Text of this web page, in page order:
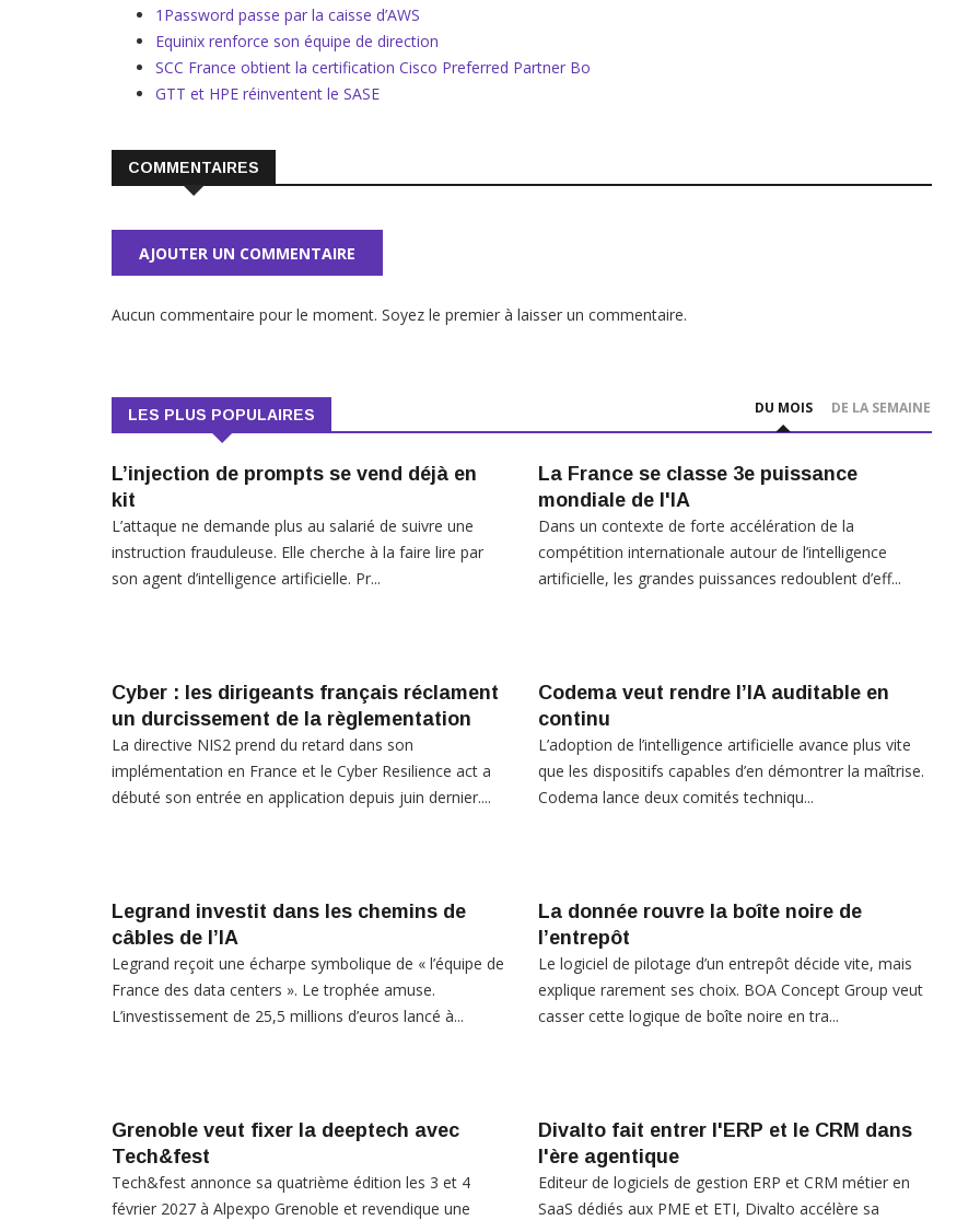
1Password passe par la caisse d’AWS
Equinix renforce son équipe de direction
SCC France obtient la certification Cisco Preferred Partner Bo
GTT et HPE réinventent le SASE
COMMENTAIRES
AJOUTER UN COMMENTAIRE
Aucun commentaire pour le moment. Soyez le premier à laisser un commentaire.
LES PLUS POPULAIRES DU MOIS DE LA SEMAINE
L’injection de prompts se vend déjà en
kit
L’attaque ne demande plus au salarié de suivre une
instruction frauduleuse. Elle cherche à la faire lire par
son agent d’intelligence artificielle. Pr...
La France se classe 3e puissance
mondiale de l'IA
Dans un contexte de forte accélération de la
compétition internationale autour de l’intelligence
artificielle, les grandes puissances redoublent d’eff...
Cyber : les dirigeants français réclament
un durcissement de la règlementation
La directive NIS2 prend du retard dans son
implémentation en France et le Cyber Resilience act a
débuté son entrée en application depuis juin dernier....
Codema veut rendre l’IA auditable en
continu
L’adoption de l’intelligence artificielle avance plus vite
que les dispositifs capables d’en démontrer la maîtrise.
Codema lance deux comités techniqu...
Legrand investit dans les chemins de
câbles de l’IA
Legrand reçoit une écharpe symbolique de « l’équipe de
France des data centers ». Le trophée amuse.
L’investissement de 25,5 millions d’euros lancé à...
La donnée rouvre la boîte noire de
l’entrepôt
Le logiciel de pilotage d’un entrepôt décide vite, mais
explique rarement ses choix. BOA Concept Group veut
casser cette logique de boîte noire en tra...
Grenoble veut fixer la deeptech avec
Tech&fest
Tech&fest annonce sa quatrième édition les 3 et 4
février 2027 à Alpexpo Grenoble et revendique une
Divalto fait entrer l'ERP et le CRM dans
l'ère agentique
Editeur de logiciels de gestion ERP et CRM métier en
SaaS dédiés aux PME et ETI, Divalto accélère sa